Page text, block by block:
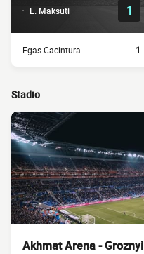
E. Maksuti 1
Egas Cacintura 1
Stadio
Akhmat Arena - Groznyi